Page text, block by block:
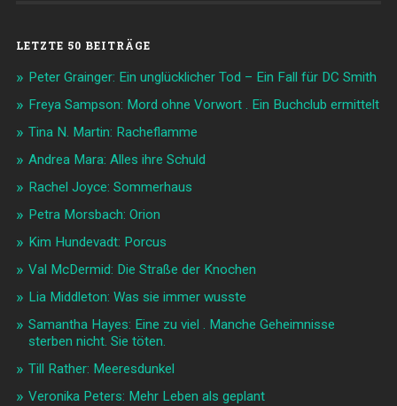
LETZTE 50 BEITRÄGE
Peter Grainger: Ein unglücklicher Tod – Ein Fall für DC Smith
Freya Sampson: Mord ohne Vorwort . Ein Buchclub ermittelt
Tina N. Martin: Racheflamme
Andrea Mara: Alles ihre Schuld
Rachel Joyce: Sommerhaus
Petra Morsbach: Orion
Kim Hundevadt: Porcus
Val McDermid: Die Straße der Knochen
Lia Middleton: Was sie immer wusste
Samantha Hayes: Eine zu viel . Manche Geheimnisse
sterben nicht. Sie töten.
Till Rather: Meeresdunkel
Veronika Peters: Mehr Leben als geplant